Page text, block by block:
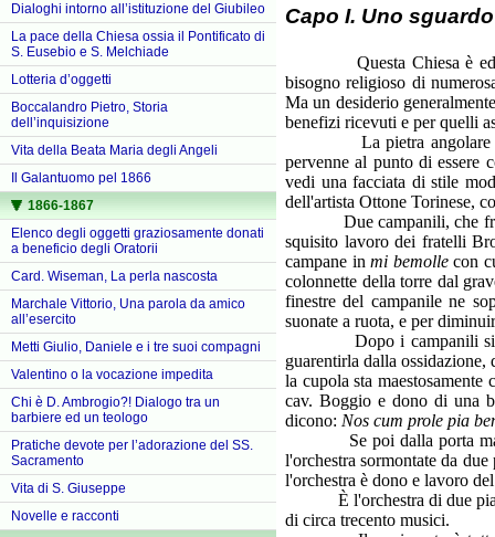
Dialoghi intorno all’istituzione del Giubileo
La pace della Chiesa ossia il Pontificato di
S. Eusebio e S. Melchiade
Lotteria d’oggetti
Boccalandro Pietro, Storia
dell’inquisizione
Vita della Beata Maria degli Angeli
Il Galantuomo pel 1866
1866-1867
Elenco degli oggetti graziosamente donati
a beneficio degli Oratorii
Card. Wiseman, La perla nascosta
Marchale Vittorio, Una parola da amico
all’esercito
Metti Giulio, Daniele e i tre suoi compagni
Valentino o la vocazione impedita
Chi è D. Ambrogio?! Dialogo tra un
barbiere ed un teologo
Pratiche devote per l’adorazione del SS.
Sacramento
Vita di S. Giuseppe
Novelle e racconti
Capo I. Uno
Questa Chiesa è
bisogno religioso di
Ma un desiderio
benefizi ricevuti e per quelli
La pietra angolare
pervenne al punto di essere
vedi una facciata di stile
dell'artista Ottone Torinese,
Due campanili, che fra
squisito lavoro dei fratelli
campane inmi bemollecon
colonnette della torre dal
finestre del campanile ne
suonate a ruota, e per
Dopo i campanili si
guarentirla dalla
la cupola sta
cav. Boggio e dono di una
dicono: Nos cum prole pia
Se poi dalla porta
l'orchestra sormontate da
l'orchestra è dono e lavoro
È l'orchestra di due piani,
di circa trecento musici.